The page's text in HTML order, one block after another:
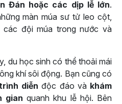
Đán hoặc các dịp lễ lớn.
màn múa sư tử leo cột,
đội múa trong nước và
du học sinh có thể thoải mái
khí sôi động. Bạn cũng có
diễn độc đáo và khám
gian quanh khu lễ hội. Bên